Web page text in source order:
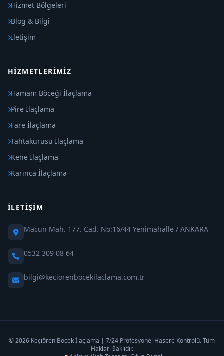
Hizmet Bölgeleri
Blog & Bilgi
İletişim
HIZMETLERIMIZ
Hamam Böceği İlaçlama
Pire İlaçlama
Fare İlaçlama
Tahtakurusu İlaçlama
Kene İlaçlama
Karınca İlaçlama
İLETIŞIM
Macun Mah. 177. Cad. No:16/44 Yenimahalle / ANKARA
0532 309 08 64
bilgi@keciorenbocekilaclama.com.tr
© 2026 Keçiören Böcek İlaçlama | 7/24 Profesyonel Haşere Kontrolü. Tüm
Hakları Saklıdır.